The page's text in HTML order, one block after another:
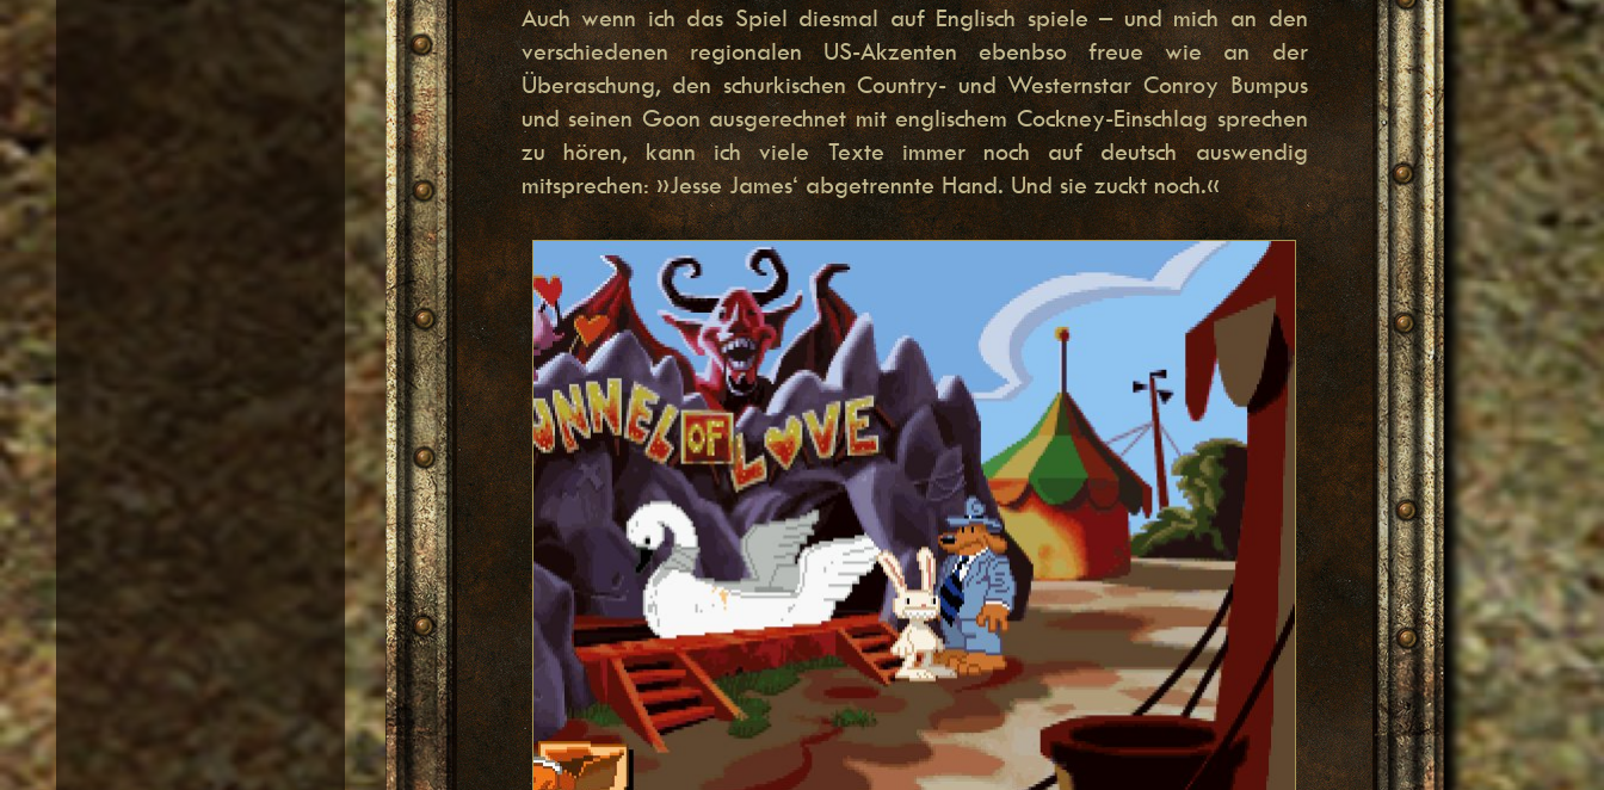
Auch wenn ich das Spiel diesmal auf Englisch spiele – und mich an den
verschiedenen regionalen US-Akzenten ebenbso freue wie an der
Überaschung, den schurkischen Country- und Westernstar Conroy Bumpus
und seinen Goon ausgerechnet mit englischem Cockney-Einschlag sprechen
zu hören, kann ich viele Texte immer noch auf deutsch auswendig
mitsprechen: »Jesse James‘ abgetrennte Hand. Und sie zuckt noch.«